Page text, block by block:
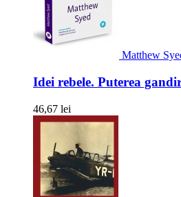
Matthew
Idei rebele. Puterea
46,67 lei